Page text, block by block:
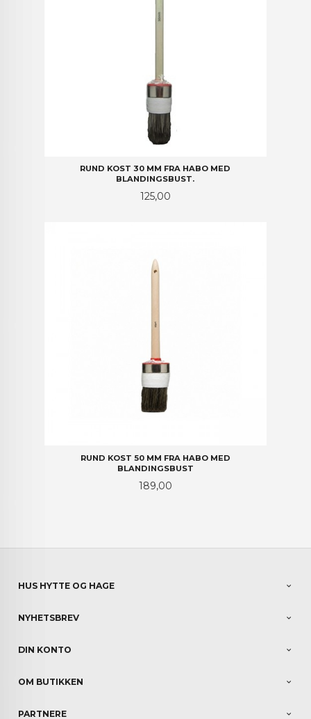
RUND KOST 30 MM FRA HABO MED
BLANDINGSBUST.
Pris
125,00
RUND KOST 50 MM FRA HABO MED
BLANDINGSBUST
Pris
189,00
HUS HYTTE OG HAGE
NYHETSBREV
DIN KONTO
OM BUTIKKEN
PARTNERE